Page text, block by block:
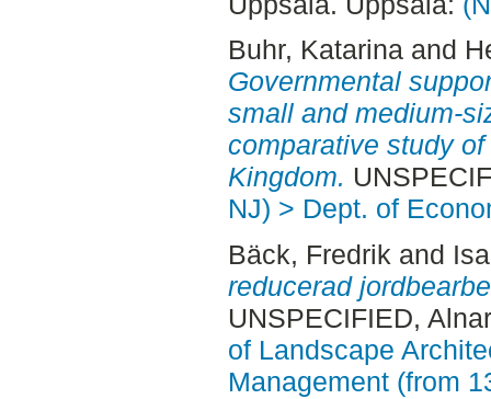
Buhr, Katarinaand
Governmental
small and medium-
comparative study
Kingdom.
NJ) > Dept. of
Bäck, Fredrik and
reducerad
UNSPECIFIED,
of Landscape
Management (from